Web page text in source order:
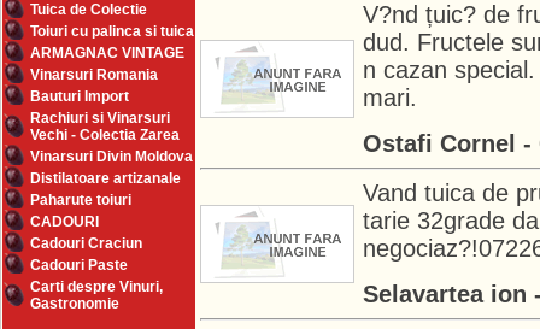
Tuica de Colectie
Toiuri cu palinca si tuica
ARMAGNAC VINTAGE
Vinarsuri Romania
Bauturi Import
Rachiuri si Vinarsuri
Vechi - Colectia Zarea
Vinarsuri Divin Moldova
Distilatoare artizanale
Paharute toiuri
CADOURI
Cadouri Craciun
Cadouri Paste
Carti despre Vinuri,
Gastronomie
V?nd țuic? de
dud. Fructele
n cazan
mari.
Ostafi Cornel -
Vand tuica de
tarie 32grade
Selavartea ion